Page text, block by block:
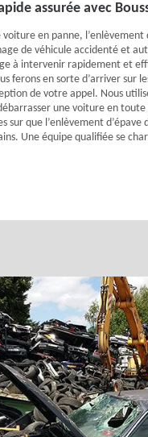
assurée avec
voiture en panne,
de véhicule accidenté et
à intervenir rapidement et
ferons en sorte d’arriver sur
de votre appel. Nous
une voiture en
sur que l’enlèvement
Une équipe qualifiée se